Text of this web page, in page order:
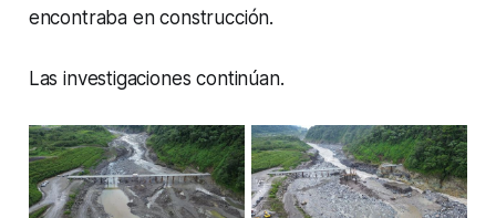
encontraba en construcción.
Las investigaciones continúan.